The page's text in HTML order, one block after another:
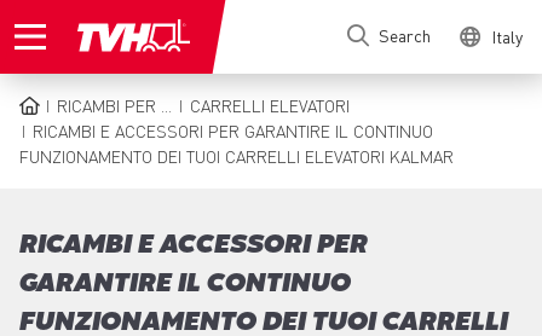
to
Search Italy
BREADCRUMB
RICAMBI PER ...
CARRELLI ELEVATORI
RICAMBI E ACCESSORI PER GARANTIRE IL CONTINUO
FUNZIONAMENTO DEI TUOI CARRELLI ELEVATORI KALMAR
RICAMBI E ACCESSORI PER
GARANTIRE IL CONTINUO
FUNZIONAMENTO DEI TUOI CARRELLI